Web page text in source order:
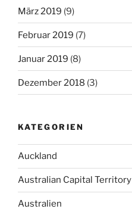
März 2019 (9)
Februar 2019 (7)
Januar 2019 (8)
Dezember 2018 (3)
KATEGORIEN
Auckland
Australian Capital Territory
Australien